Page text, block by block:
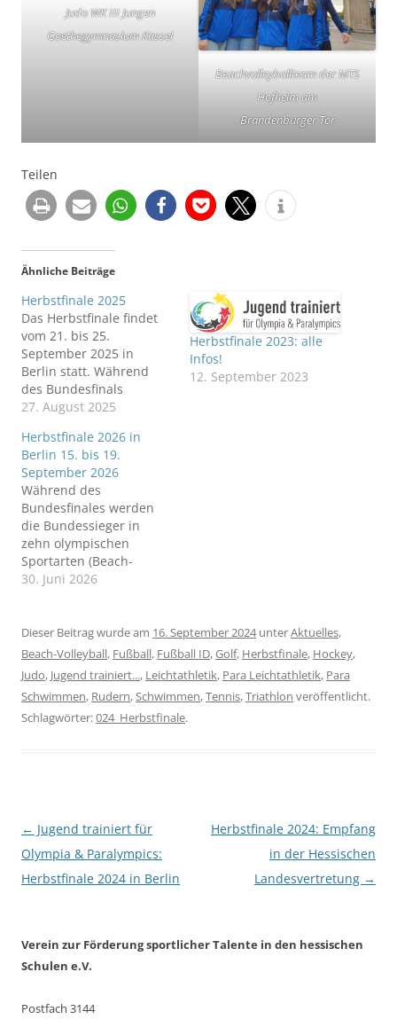
Judo WK III Jungen
Goethegymnasium Kassel
Beachvolleyballteam der MTS
Hofheim am
Brandenburger Tor
Teilen
Ähnliche Beiträge
Herbstfinale 2025
Das Herbstfinale findet
vom 21. bis 25.
September 2025 in
Berlin statt. Während
des Bundesfinals
wurden die
olympischen Sportarten
(Beach-Volleyball,
Fußball, Golf, Hockey,
Judo, Leichtathletik,
Rudern, Schwimmen,
Tennis und Triathlon)
sowie drei
paralympischen
Sportarten (Fußball ID,
ermittelt. Quelle: Jugend
trainiert für Olympia…
27. August 2025
Herbstfinale 2023: alle
Infos!
12. September 2023
Herbstfinale 2026 in
Berlin 15. bis 19.
September 2026
Während des
Bundesfinales werden
die Bundessieger in
zehn olympischen
Sportarten (Beach-
Volleyball, Fußball, Golf,
Schwimmen, Tennis und
Triathlon) sowie drei
paralympischen
Sportarten (Fußball ID,
Para Leichtathletik und
Para Schwimmen)
30. Juni 2026
Dieser Beitrag wurde am 16. September 2024unterAktuelles,
Beach-Volleyball, Fußball, Fußball ID,Golf, Herbstfinale, Hockey,
Judo, Jugend trainiert..., Leichtathletik, Para Leichtathletik, Para
Schwimmen, Rudern,Schwimmen,Tennis,Triathlon veröffentlicht.
Schlagwörter:024_Herbstfinale.
Beitragsnavigation
← Jugend trainiert für
Olympia & Paralympics:
Herbstfinale 2024 in Berlin
Herbstfinale 2024: Empfang
in der Hessischen
Landesvertretung →
Verein zur Förderung sportlicher Talente in den hessischen
Schulen e.V.
Postfach 3144